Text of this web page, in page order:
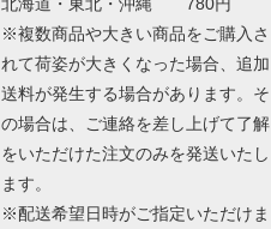
※複数商品や大きい商品をご購入さ
れて荷姿が大きくなった場合、追加
送料が発生する場合があります。そ
の場合は、ご連絡を差し上げて了解
をいただけた注文のみを発送いたし
ます。
※配送希望日時がご指定いただけま